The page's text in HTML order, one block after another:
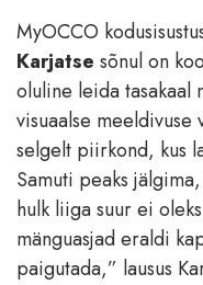
MyOCCO
Karjatse sõnul on
oluline leida tasakaal
visuaalse meeldivuse
selgelt piirkond, kus
Samuti peaks
hulk liiga suur ei
mänguasjad eraldi
paigutada,” lausus